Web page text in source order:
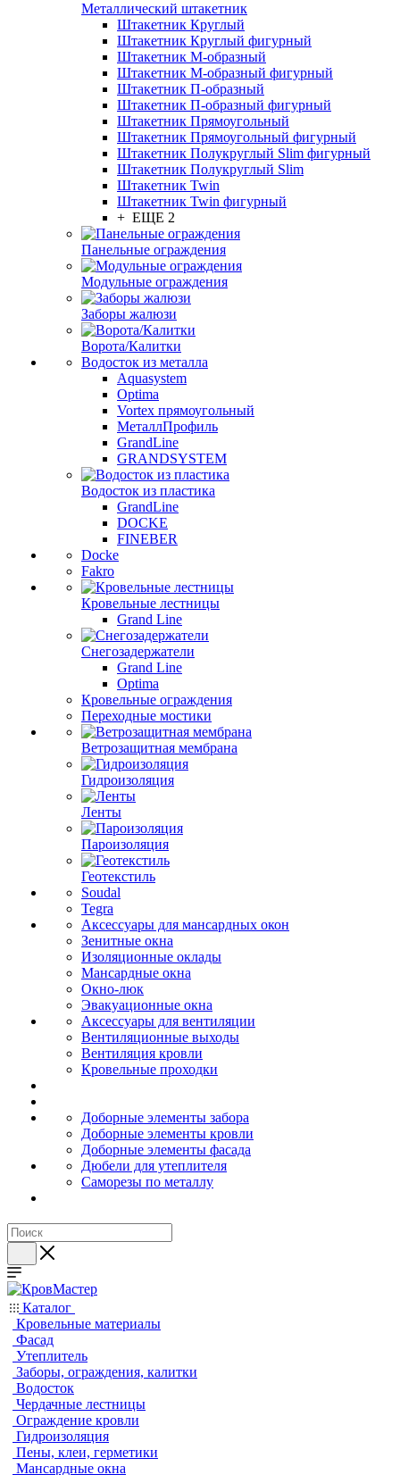
Металлический штакетник
Штакетник Круглый
Штакетник Круглый фигурный
Штакетник М-образный
Штакетник М-образный фигурный
Штакетник П-образный
Штакетник П-образный фигурный
Штакетник Прямоугольный
Штакетник Прямоугольный фигурный
Штакетник Полукруглый Slim фигурный
Штакетник Полукруглый Slim
Штакетник Twin
Штакетник Twin фигурный
+ ЕЩЕ 2
Панельные ограждения
Модульные ограждения
Заборы жалюзи
Ворота/Калитки
Водосток из металла
Aquasystem
Optima
Vortex прямоугольный
МеталлПрофиль
GrandLine
GRANDSYSTEM
Водосток из пластика
GrandLine
DOCKE
FINEBER
Docke
Fakro
Кровельные лестницы
Grand Line
Снегозадержатели
Grand Line
Optima
Кровельные ограждения
Переходные мостики
Ветрозащитная мембрана
Гидроизоляция
Ленты
Пароизоляция
Геотекстиль
Soudal
Tegra
Аксессуары для мансардных окон
Зенитные окна
Изоляционные оклады
Мансардные окна
Окно-люк
Эвакуационные окна
Аксессуары для вентиляции
Вентиляционные выходы
Вентиляция кровли
Кровельные проходки
Доборные элементы забора
Доборные элементы кровли
Доборные элементы фасада
Дюбели для утеплителя
Саморезы по металлу
Каталог
Кровельные материалы
Фасад
Утеплитель
Заборы, ограждения, калитки
Водосток
Чердачные лестницы
Ограждение кровли
Гидроизоляция
Пены, клеи, герметики
Мансардные окна